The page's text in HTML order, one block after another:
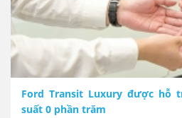
Ford Transit Luxury được hỗ
suất 0 phần trăm